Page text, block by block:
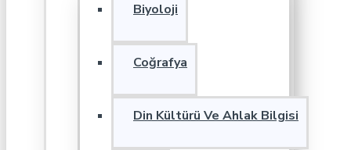
Biyoloji
Coğrafya
Din Kültürü Ve Ahlak Bilgisi